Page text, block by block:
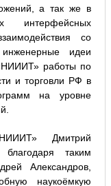
а так же в
интерфейсных
со
идеи
работы по
и торговли РФ в
на уровне
Дмитрий
таким
Александров,
наукоёмкую